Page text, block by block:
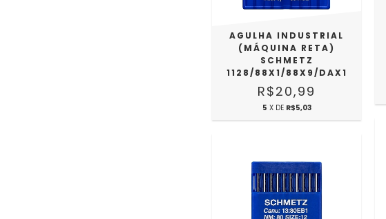
AGULHA INDUSTRIAL
(MÁQUINA RETA)
SCHMETZ
1128/88X1/88X9/DAX1
R$20,99
5 X DE R$5,03